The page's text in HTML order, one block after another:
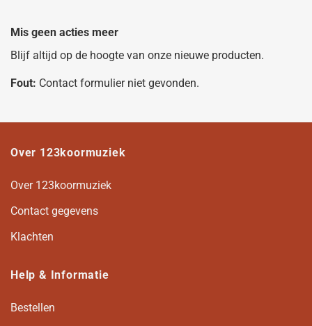
Mis geen acties meer
Blijf altijd op de hoogte van onze nieuwe producten.
Fout: Contact formulier niet gevonden.
Over 123koormuziek
Over 123koormuziek
Contact gegevens
Klachten
Help & Informatie
Bestellen